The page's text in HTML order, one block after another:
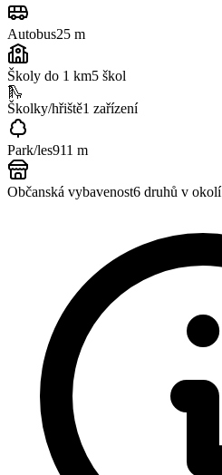
Autobus25 m
Školy do 1 km5 škol
🛝
Školky/hřiště1 zařízení
Park/les911 m
Občanská vybavenost6 druhů v okolí